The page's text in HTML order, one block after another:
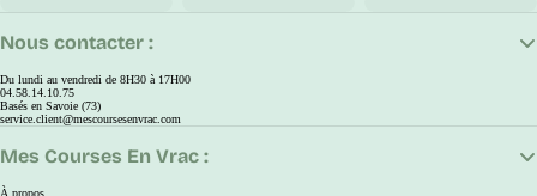
Nous contacter :
Du lundi au vendredi de 8H30 à 17H00
04.58.14.10.75
Basés en Savoie (73)
service.client@mescoursesenvrac.com
Mes Courses En Vrac :
À propos